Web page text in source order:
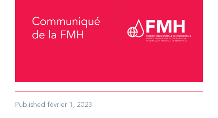
Published février 1, 2023